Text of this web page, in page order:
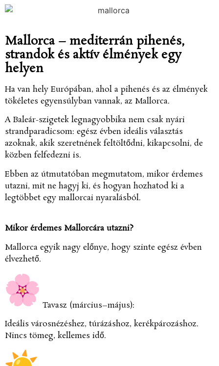
Mallorca – mediterrán pihenés,
strandok és aktív élmények egy
helyen
Ha van hely Európában, ahol a pihenés és az élmények
tökéletes egyensúlyban vannak, az Mallorca.
A Baleár-szigetek legnagyobbika nem csak nyári
strandparadicsom: egész évben ideális választás
azoknak, akik szeretnének feltöltődni, kikapcsolni, de
közben felfedezni is.
Ebben az útmutatóban megmutatom, mikor érdemes
utazni, mit ne hagyj ki, és hogyan hozhatod ki a
legtöbbet egy mallorcai nyaralásból.
Mikor érdemes Mallorcára utazni?
Mallorca egyik nagy előnye, hogy szinte egész évben
élvezhető.
Tavasz (március–május):
Ideális városnézéshez, túrázáshoz, kerékpározáshoz.
Nincs tömeg, kellemes idő.